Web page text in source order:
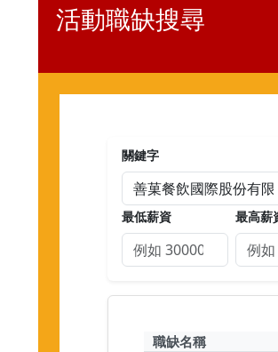
活動職缺搜尋
關鍵字
最低薪資 最高薪
職缺名稱